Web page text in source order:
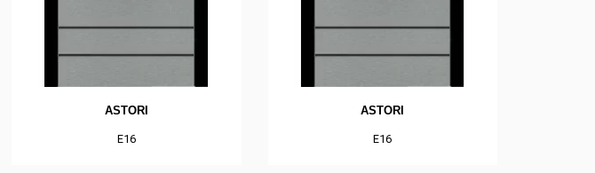
ASTORI
E16
ASTORI
E16